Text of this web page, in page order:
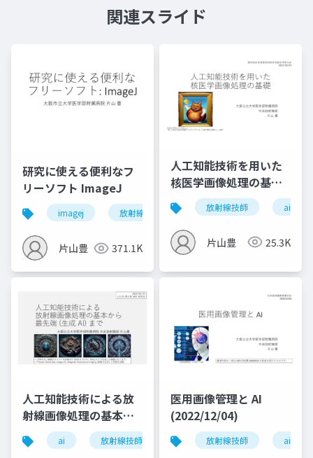
関連スライド
研究に使える便利なフ
リーソフト ImageJ
imagej 放射線技師
片山豊 371.1K
人工知能技術を用いた
核医学画像処理の基礎
(2022/09/09)
放射線技師 ai
片山豊 25.3K
人工知能技術による放
射線画像処理の基本か
ら最先端 (生成 AI) まで
(2024/02/15)
ai 放射線技師 imagej mri
医用画像管理と AI
(2022/12/04)
放射線技師 ai